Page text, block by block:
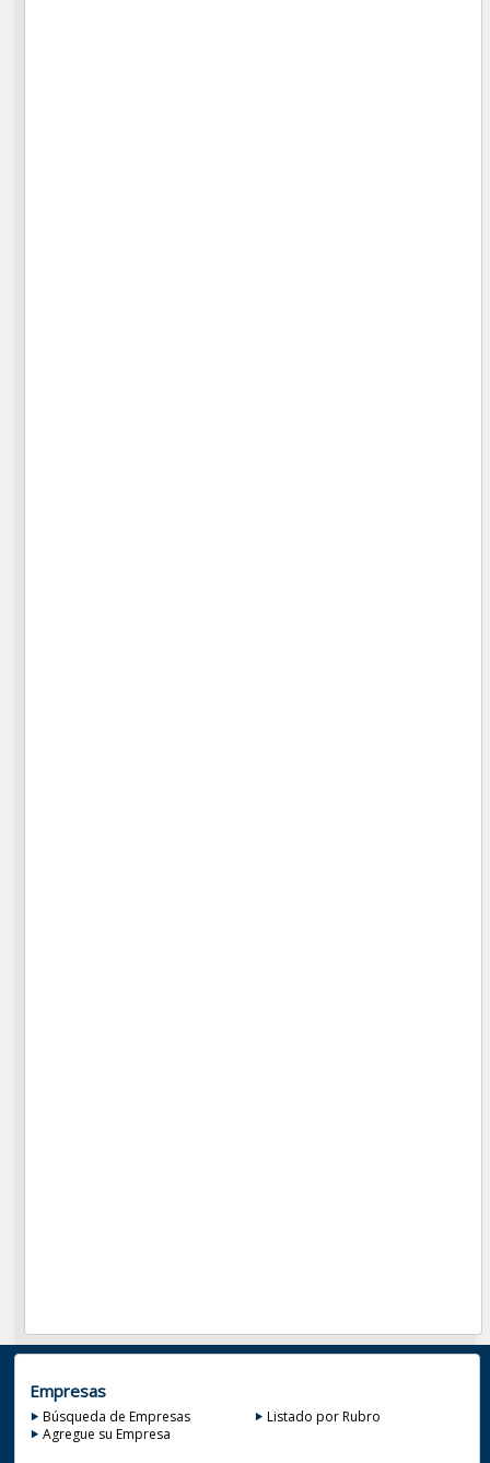
Empresas
Búsqueda de Empresas
Listado por Rubro
Agregue su Empresa